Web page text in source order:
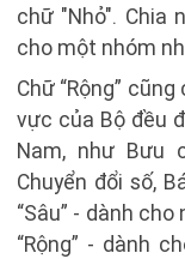
chữ "Nhỏ". Chia
cho một nhóm
Chữ “Rộng”
vực của Bộ đều
Nam, như Bưu
Chuyển đổi số,
“Sâu” - dành
“Rộng” - dành